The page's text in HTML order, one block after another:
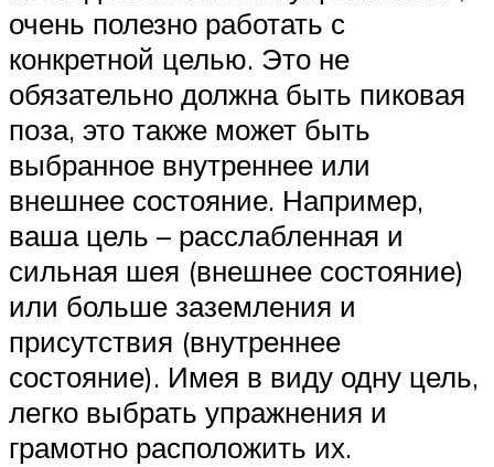
очень полезно работать с
конкретной целью. Это не
обязательно должна быть пиковая
поза, это также может быть
выбранное внутреннее или
внешнее состояние. Например,
ваша цель – расслабленная и
сильная шея (внешнее состояние)
или больше заземления и
присутствия (внутреннее
состояние). Имея в виду одну цель,
легко выбрать упражнения и
грамотно расположить их.